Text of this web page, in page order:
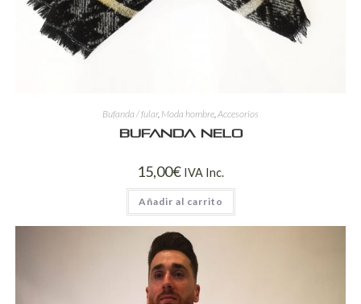
Bufanda / fular, Moda hombre,Accesorios
Bufanda Nelo
15,00€ IVA Inc.
Añadir al carrito